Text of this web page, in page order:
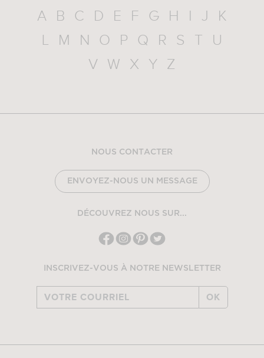
A B C D E F G H I J
K
L
M N O P Q R S T
U
V
W X Y Z
NOUS CONTACTER
ENVOYEZ-NOUS UN MESSAGE
DÉCOUVREZ NOUS SUR...
INSCRIVEZ-VOUS À NOTRE NEWSLETTER
OK